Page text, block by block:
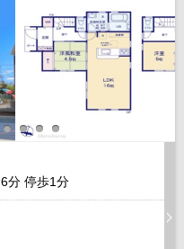
6分 停歩1分